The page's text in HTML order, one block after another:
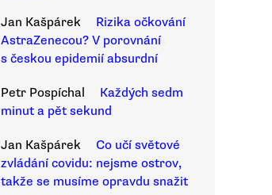
Jan Kašpárek
Rizika očkování
AstraZenecou? V porovnání
s českou epidemií absurdní
Petr Pospíchal
Každých sedm
minut a pět sekund
Jan Kašpárek
Co učí světové
zvládání covidu: nejsme ostrov,
takže se musíme opravdu snažit